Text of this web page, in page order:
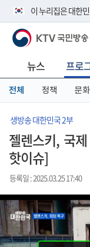
이 누리집은 대한
공식 누리집 주소 확
니다.
이밖에 or.kr 또는
서 도메인 주소를 확
KTV 국민방송
뉴스 프로
전체 정책 문
생방송 대한민국 2부
젤렌스키, 국
핫이슈]
등록일 : 2025.03.25 17:40